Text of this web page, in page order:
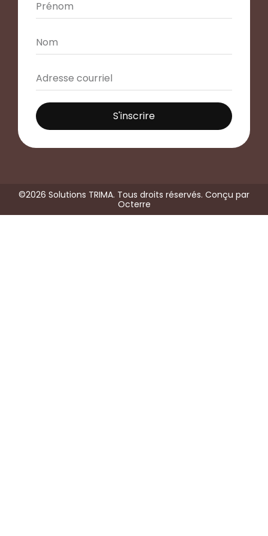
S'inscrire
©2026 Solutions TRIMA. Tous droits réservés. Conçu par
Octerre